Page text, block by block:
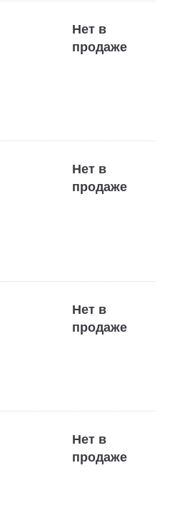
Нет в
продаже
Нет в
продаже
Нет в
продаже
Нет в
продаже